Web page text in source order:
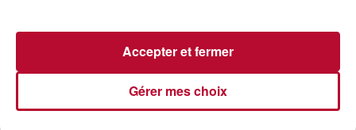
SALLE DE SPORT : ATTENTION AUX PIÈGES
Gérer mes choix
Accepter et fermer